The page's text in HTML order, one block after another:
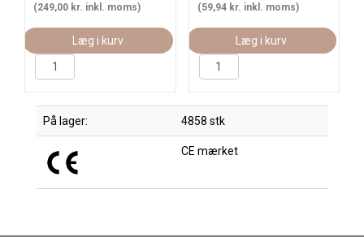
(249,00 kr. inkl. moms)
Læg i kurv
(59,94 kr. inkl. moms)
Læg i kurv
På lager: 4858 stk
CE mærket